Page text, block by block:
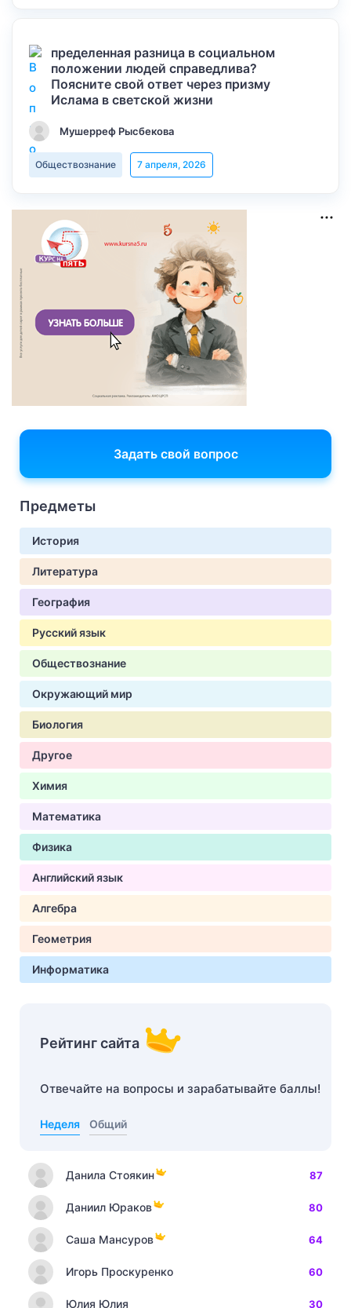
пределенная разница в социальном
положении людей справедлива?
Поясните свой ответ через призму
Ислама в светской жизни
Мушерреф Рысбекова
Обществознание 7 апреля, 2026
Задать свой вопрос
Предметы
История
Литература
География
Русский язык
Обществознание
Окружающий мир
Биология
Другое
Химия
Математика
Физика
Английский язык
Алгебра
Геометрия
Информатика
Рейтинг сайта
Отвечайте на вопросы и зарабатывайте баллы!
Неделя Общий
Данила Стоякин 87
Даниил Юраков 80
Саша Мансуров 64
Игорь Проскуренко 60
Юлия Юлия 30